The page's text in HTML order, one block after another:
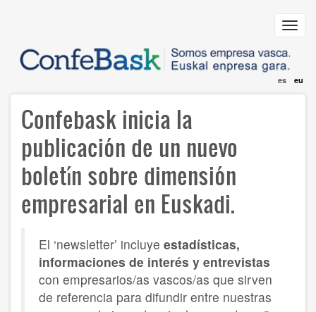
content
es eu
Confebask inicia la
publicación de un nuevo
boletín sobre dimensión
empresarial en Euskadi.
El ‘newsletter’ incluye estadísticas,
informaciones de interés y entrevistas
con empresarios/as vascos/as que sirven
de referencia para difundir entre nuestras